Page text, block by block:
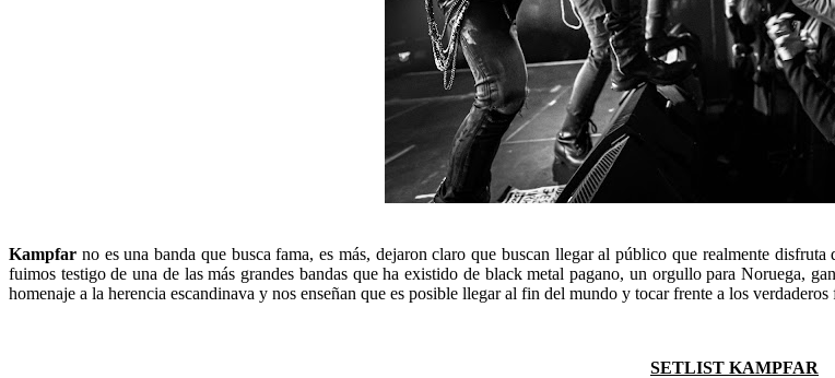
Kampfar no es una banda que busca fama, es más, dejaron claro que buscan llegar al público que realmente
fuimos testigo de una de las más grandes bandas que ha existido de black metal pagano, un orgullo para Noruega,
homenaje a la herencia escandinava y nos enseñan que es posible llegar al fin del mundo y tocar frente a los
SETLIST KAMPFAR